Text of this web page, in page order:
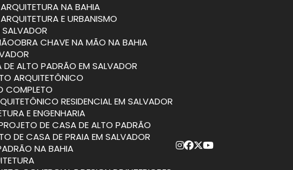
ARQUITETURA NA BAHIA
ARQUITETURA E URBANISMO
SALVADOR
OBRA CHAVE NA MÃO NA BAHIA
DE ALTO PADRÃO EM SALVADOR
ARQUITETÔNICO
COMPLETO
RESIDENCIAL EM SALVADOR
E ENGENHARIA
PROJETO DE CASA DE ALTO PADRÃO
DE CASA DE PRAIA EM SALVADOR
NA BAHIA